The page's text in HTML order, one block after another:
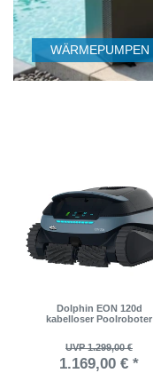
WÄRMEPUMPEN
Dolphin EON 120d
kabelloser Poolroboter
UVP 1.299,00 €
1.169,00 € *